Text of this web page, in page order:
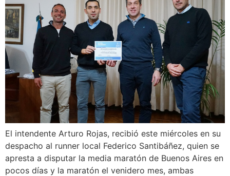
El intendente Arturo Rojas, recibió este miércoles en su
despacho al runner local Federico Santibáñez, quien se
apresta a disputar la media maratón de Buenos Aires en
pocos días y la maratón el venidero mes, ambas